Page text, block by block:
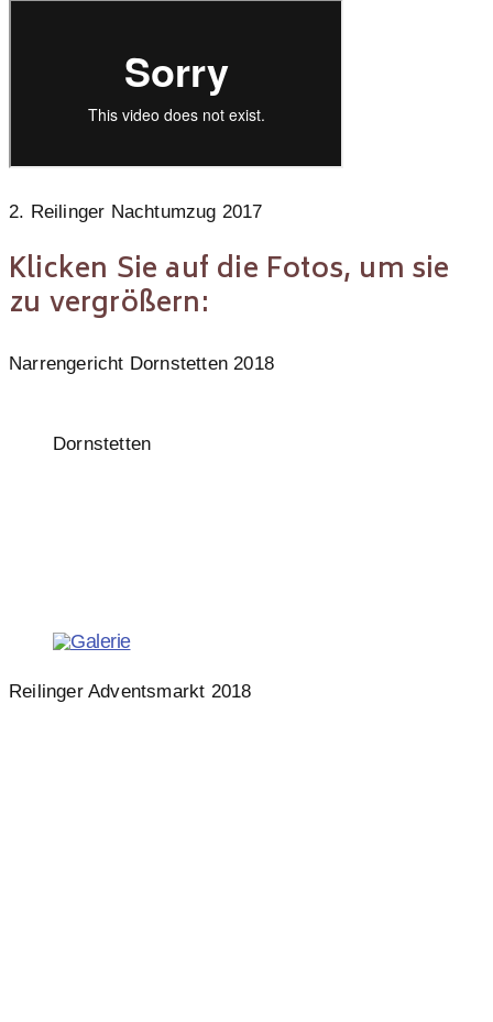
2. Reilinger Nachtumzug 2017
Klicken Sie auf die Fotos, um sie
zu vergrößern:
Narrengericht Dornstetten 2018
Dornstetten
Reilinger Adventsmarkt 2018